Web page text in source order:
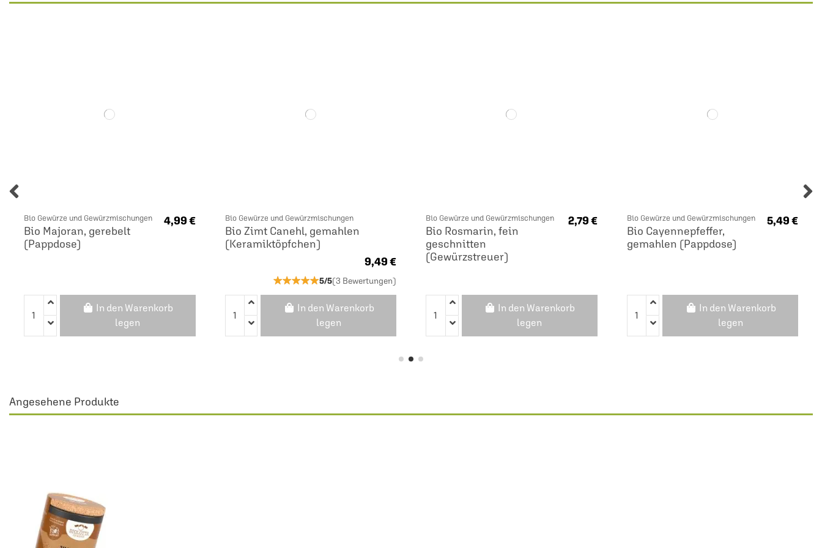
Bio Gewürze und Gewürzmischungen
Bio Majoran, gerebelt
(Pappdose)
4,99 €
In den Warenkorb
legen
Bio Gewürze und Gewürzmischungen
Bio Zimt Canehl, gemahlen
(Keramiktöpfchen)
9,49 €
★★★★★
★★★★★5/5(3 Bewertungen)
In den Warenkorb
legen
Bio Gewürze und Gewürzmischungen
Bio Rosmarin, fein
geschnitten
(Gewürzstreuer)
2,79 €
In den Warenkorb
legen
Bio Gewürze und Gewürzmischungen
Bio Cayennepfeffer,
gemahlen (Pappdose)
5,49 €
In den Warenkorb
legen
Angesehene Produkte